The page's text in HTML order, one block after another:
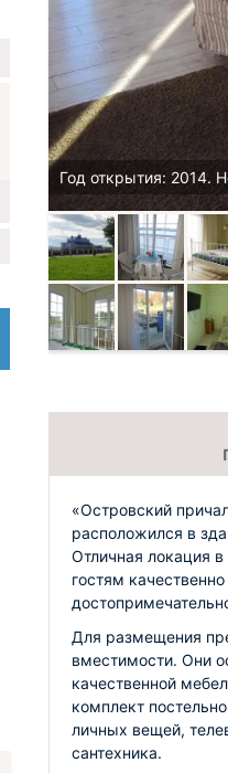
Год открытия: 2014.
«Островский
расположился в
Отличная локация в
гостям
Для размещения
вместимости. Они
качественной
комплект
личных вещей,
сантехника.